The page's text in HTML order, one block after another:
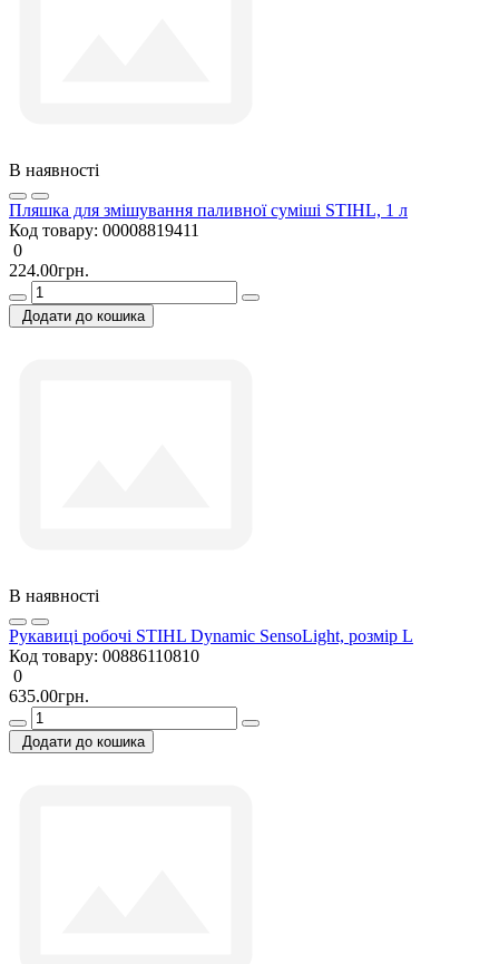
В наявності
Пляшка для змішування паливної суміші STIHL, 1 л
Код товару: 00008819411
0
224.00грн.
Додати до кошика
В наявності
Рукавиці робочі STIHL Dynamic SensoLight, розмір L
Код товару: 00886110810
0
635.00грн.
Додати до кошика